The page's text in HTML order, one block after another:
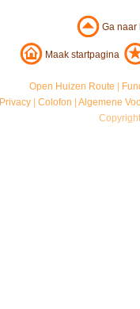
Ga
Maak startpagina
Open Huizen Route
Privacy |Colofon |Algemene